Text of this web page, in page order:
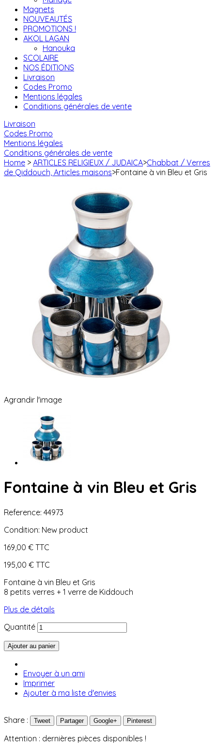
Magnets
NOUVEAUTÉS
PROMOTIONS !
AKOL LAGAN
Hanouka
SCOLAIRE
NOS ÉDITIONS
Livraison
Codes Promo
Mentions légales
Conditions générales de vente
Livraison
Codes Promo
Mentions légales
Conditions générales de vente
Home > ARTICLES RELIGIEUX / JUDAICA>Chabbat / Verres
de Qiddouch, Articles maisons>Fontaine à vin Bleu et Gris
Agrandir l'image
Fontaine à vin Bleu et Gris
Reference: 44973
Condition: New product
169,00 € TTC
195,00 € TTC
Fontaine à vin Bleu et Gris
8 petits verres + 1 verre de Kiddouch
Plus de détails
Quantité
Ajouter au panier
Envoyer à un ami
Imprimer
Ajouter à ma liste d'envies
Share : Tweet Partager Google+ Pinterest
Attention : dernières pièces disponibles !